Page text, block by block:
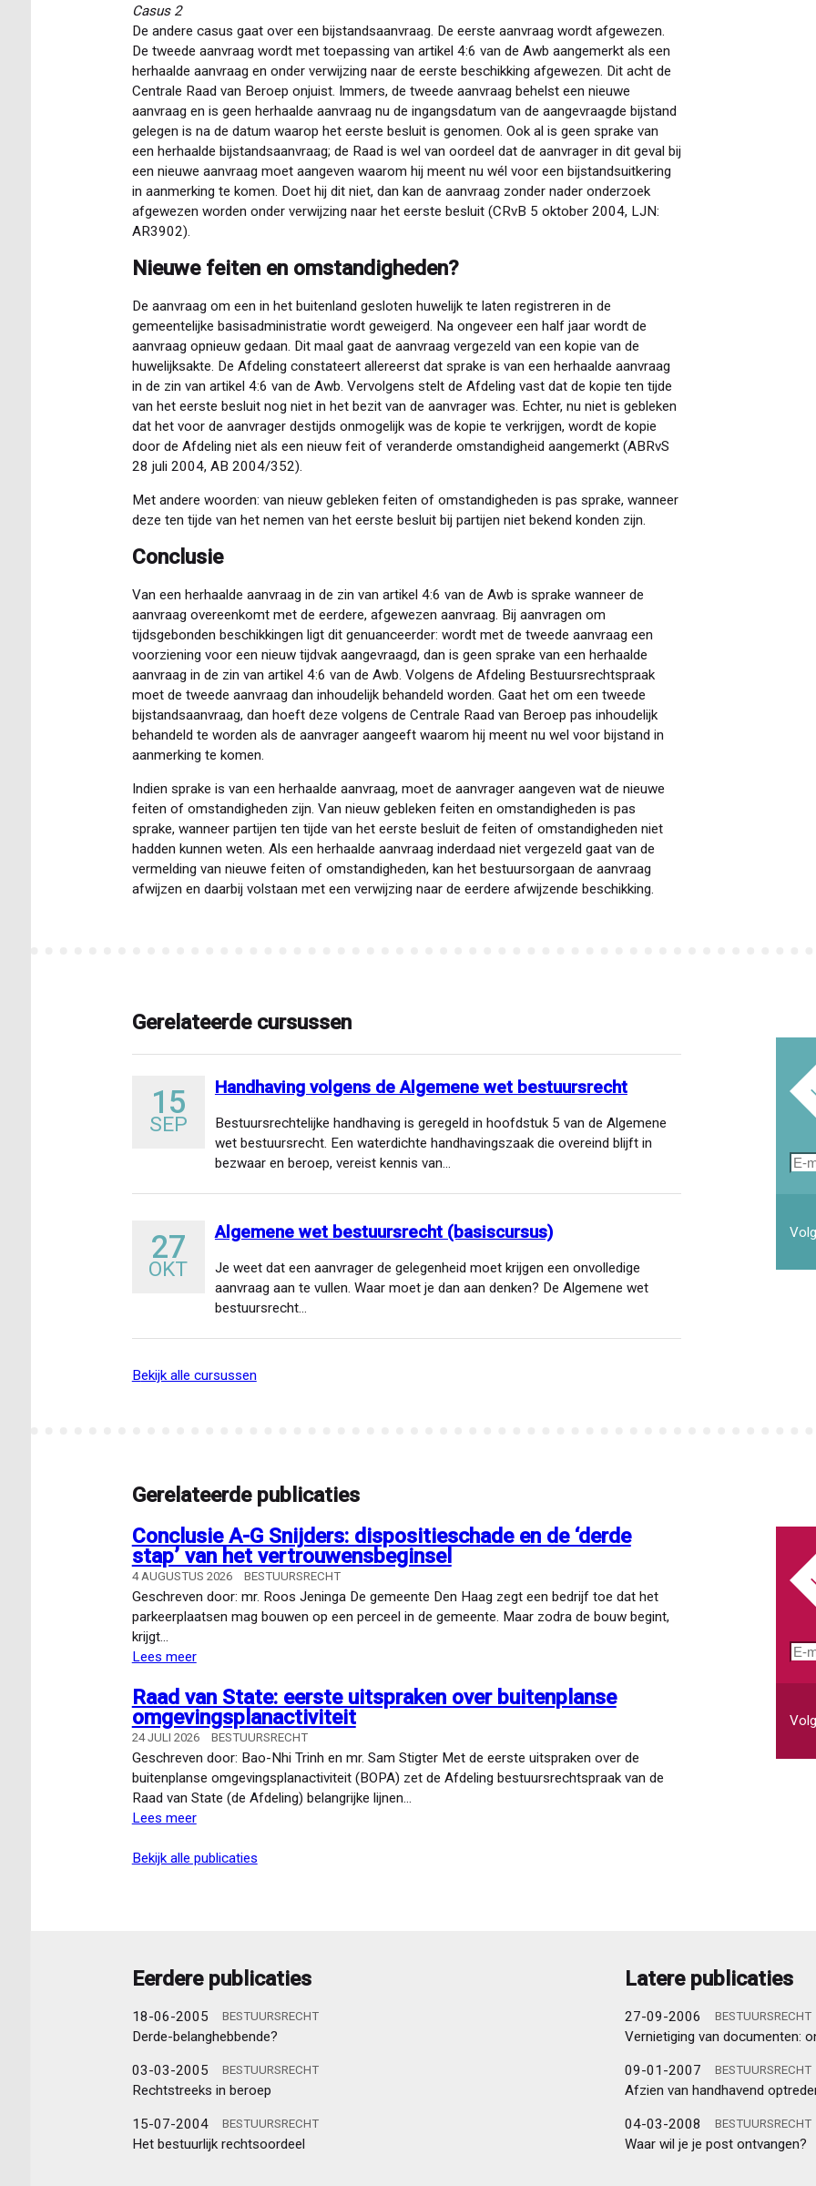
Casus 2
De andere casus gaat over een bijstandsaanvraag. De eerste aanvraag wordt afgewezen.
De tweede aanvraag wordt met toepassing van artikel 4:6 van de Awb aangemerkt als een
herhaalde aanvraag en onder verwijzing naar de eerste beschikking afgewezen. Dit acht de
Centrale Raad van Beroep onjuist. Immers, de tweede aanvraag behelst een nieuwe
aanvraag en is geen herhaalde aanvraag nu de ingangsdatum van de aangevraagde bijstand
gelegen is na de datum waarop het eerste besluit is genomen. Ook al is geen sprake van
een herhaalde bijstandsaanvraag; de Raad is wel van oordeel dat de aanvrager in dit geval bij
een nieuwe aanvraag moet aangeven waarom hij meent nu wél voor een bijstandsuitkering
in aanmerking te komen. Doet hij dit niet, dan kan de aanvraag zonder nader onderzoek
afgewezen worden onder verwijzing naar het eerste besluit (CRvB 5 oktober 2004, LJN:
AR3902).
Nieuwe feiten en omstandigheden?
De aanvraag om een in het buitenland gesloten huwelijk te laten registreren in de
gemeentelijke basisadministratie wordt geweigerd. Na ongeveer een half jaar wordt de
aanvraag opnieuw gedaan. Dit maal gaat de aanvraag vergezeld van een kopie van de
huwelijksakte. De Afdeling constateert allereerst dat sprake is van een herhaalde aanvraag
in de zin van artikel 4:6 van de Awb. Vervolgens stelt de Afdeling vast dat de kopie ten tijde
van het eerste besluit nog niet in het bezit van de aanvrager was. Echter, nu niet is gebleken
dat het voor de aanvrager destijds onmogelijk was de kopie te verkrijgen, wordt de kopie
door de Afdeling niet als een nieuw feit of veranderde omstandigheid aangemerkt (ABRvS
28 juli 2004, AB 2004/352).
Met andere woorden: van nieuw gebleken feiten of omstandigheden is pas sprake, wanneer
deze ten tijde van het nemen van het eerste besluit bij partijen niet bekend konden zijn.
Conclusie
Van een herhaalde aanvraag in de zin van artikel 4:6 van de Awb is sprake wanneer de
aanvraag overeenkomt met de eerdere, afgewezen aanvraag. Bij aanvragen om
tijdsgebonden beschikkingen ligt dit genuanceerder: wordt met de tweede aanvraag een
voorziening voor een nieuw tijdvak aangevraagd, dan is geen sprake van een herhaalde
aanvraag in de zin van artikel 4:6 van de Awb. Volgens de Afdeling Bestuursrechtspraak
moet de tweede aanvraag dan inhoudelijk behandeld worden. Gaat het om een tweede
bijstandsaanvraag, dan hoeft deze volgens de Centrale Raad van Beroep pas inhoudelijk
behandeld te worden als de aanvrager aangeeft waarom hij meent nu wel voor bijstand in
aanmerking te komen.
Indien sprake is van een herhaalde aanvraag, moet de aanvrager aangeven wat de nieuwe
feiten of omstandigheden zijn. Van nieuw gebleken feiten en omstandigheden is pas
sprake, wanneer partijen ten tijde van het eerste besluit de feiten of omstandigheden niet
hadden kunnen weten. Als een herhaalde aanvraag inderdaad niet vergezeld gaat van de
vermelding van nieuwe feiten of omstandigheden, kan het bestuursorgaan de aanvraag
afwijzen en daarbij volstaan met een verwijzing naar de eerdere afwijzende beschikking.
Gerelateerde cursussen
15
SEP
Handhaving volgens de Algemene wet bestuursrecht
Bestuursrechtelijke handhaving is geregeld in hoofdstuk 5 van de Algemene
wet bestuursrecht. Een waterdichte handhavingszaak die overeind blijft in
bezwaar en beroep, vereist kennis van…
27
OKT
Algemene wet bestuursrecht (basiscursus)
Je weet dat een aanvrager de gelegenheid moet krijgen een onvolledige
aanvraag aan te vullen. Waar moet je dan aan denken? De Algemene wet
bestuursrecht…
bekijk alle cursussen
E-
Gerelateerde publicaties
Conclusie A-G Snijders: dispositieschade en de ‘derde
stap’ van het vertrouwensbeginsel
4 AUGUSTUS 2026 BESTUURSRECHT
Geschreven door: mr. Roos Jeninga De gemeente Den Haag zegt een bedrijf toe dat het
parkeerplaatsen mag bouwen op een perceel in de gemeente. Maar zodra de bouw begint,
krijgt…
Lees meerover
A-
G
Snijders:
dispositieschade
en
de
‘derde
van
Raad van State: eerste uitspraken over buitenplanse
omgevingsplanactiviteit
24 JULI 2026 BESTUURSRECHT
Geschreven door: Bao-Nhi Trinh en mr. Sam Stigter Met de eerste uitspraken over de
buitenplanse omgevingsplanactiviteit (BOPA) zet de Afdeling bestuursrechtspraak van de
Raad van State (de Afdeling) belangrijke lijnen…
Lees meerover
van
omgevingsplanactiviteit
bekijk alle publicaties
E-
Eerdere publicaties
18-06-2005 BESTUURSRECHT
Derde-belanghebbende?
03-03-2005 BESTUURSRECHT
Rechtstreeks in beroep
15-07-2004 BESTUURSRECHT
Het bestuurlijk rechtsoordeel
Latere publicaties
27-09-2006 BESTUURSRECHT
Vernietiging van documenten:
09-01-2007 BESTUURSRECHT
Afzien van handhavend
04-03-2008 BESTUURSRECHT
Waar wil je je post ontvangen?